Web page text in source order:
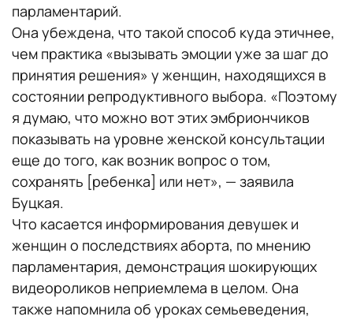
парламентарий.
Она убеждена, что такой способ куда этичнее,
чем практика «вызывать эмоции уже за шаг до
принятия решения» у женщин, находящихся в
состоянии репродуктивного выбора. «Поэтому
я думаю, что можно вот этих эмбриончиков
показывать на уровне женской консультации
еще до того, как возник вопрос о том,
сохранять [ребенка] или нет», — заявила
Буцкая.
Что касается информирования девушек и
женщин о последствиях аборта, по мнению
парламентария, демонстрация шокирующих
видеороликов неприемлема в целом. Она
также напомнила об уроках семьеведения,